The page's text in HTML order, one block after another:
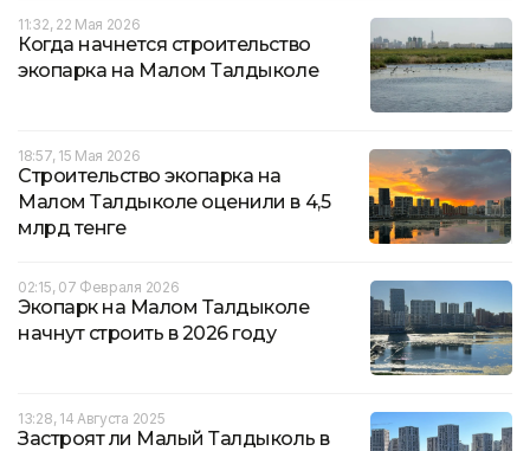
11:32, 22 Мая 2026
Когда начнется строительство
экопарка на Малом Талдыколе
18:57, 15 Мая 2026
Строительство экопарка на
Малом Талдыколе оценили в 4,5
млрд тенге
02:15, 07 Февраля 2026
Экопарк на Малом Талдыколе
начнут строить в 2026 году
13:28, 14 Августа 2025
Застроят ли Малый Талдыколь в